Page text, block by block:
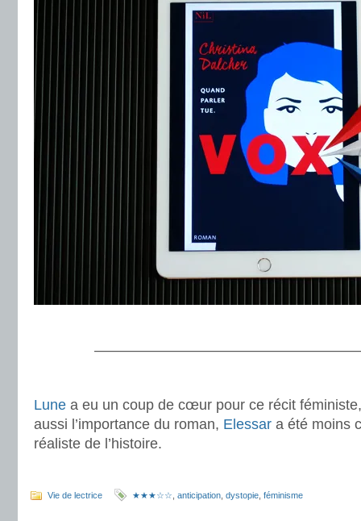
Lune a eu un coup de cœur pour ce récit
aussi l’importance du roman, Elessar a été moins
réaliste de l’histoire.
Vie de lectrice ★★★☆☆ anticipation dystopie féminisme